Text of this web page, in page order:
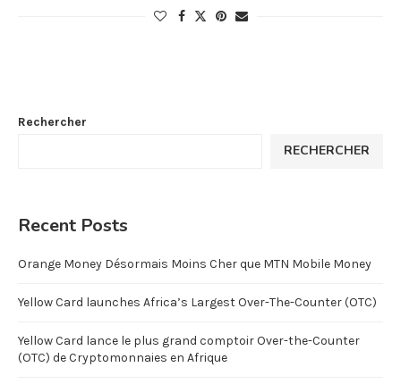
Rechercher
RECHERCHER
Recent Posts
Orange Money Désormais Moins Cher que MTN Mobile Money
Yellow Card launches Africa’s Largest Over-The-Counter (OTC)
Yellow Card lance le plus grand comptoir Over-the-Counter
(OTC) de Cryptomonnaies en Afrique